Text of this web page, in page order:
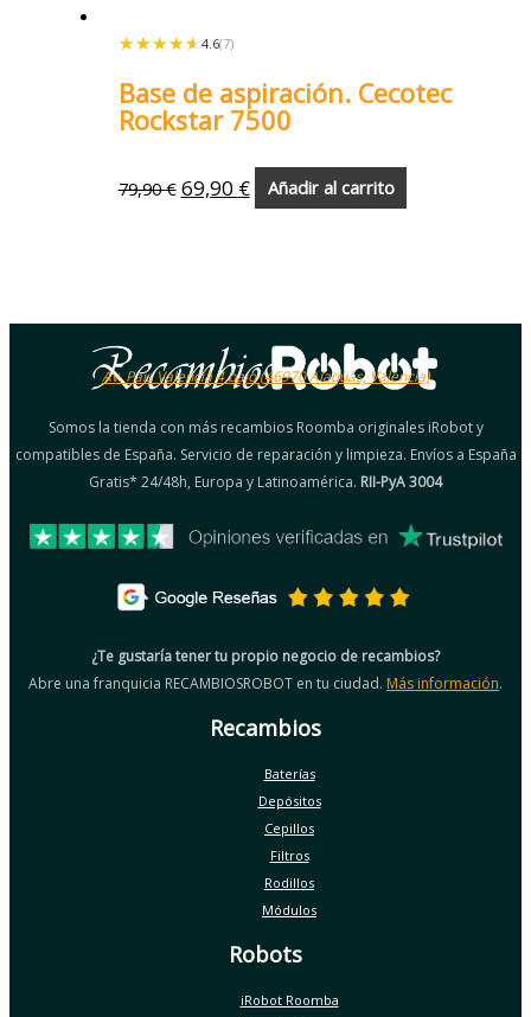
★★★★★
★★★★★ 4.6(7)
Base de aspiración. Cecotec
Rockstar 7500
79,90€ 69,90 € Añadir al carrito
Av. País Valencià 4 bajo (46970 Alaquàs, Valencia)
Somos la tienda con más recambios Roomba originales iRobot y
compatibles de España. Servicio de reparación y limpieza. Envíos a España
Gratis* 24/48h, Europa y Latinoamérica. RII-PyA 3004
¿Te gustaría tener tu propio negocio de recambios?
Abre una franquicia RECAMBIOSROBOT en tu ciudad. Más información.
Recambios
Baterías
Depósitos
Cepillos
Filtros
Rodillos
Módulos
Robots
iRobot Roomba